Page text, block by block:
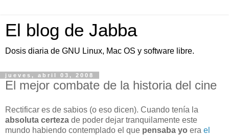
El blog de Jabba
Dosis diaria de GNU Linux, Mac OS y software libre.
jueves, abril 03, 2008
El mejor combate de la historia del cine
Rectificar es de sabios (o eso dicen). Cuando tenía la
absoluta certeza de poder dejar tranquilamente este
mundo habiendo contemplado el que pensaba yo era el